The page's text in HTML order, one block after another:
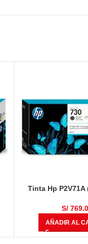
Tinta Hp P2V71A
S/
AÑADIR AL